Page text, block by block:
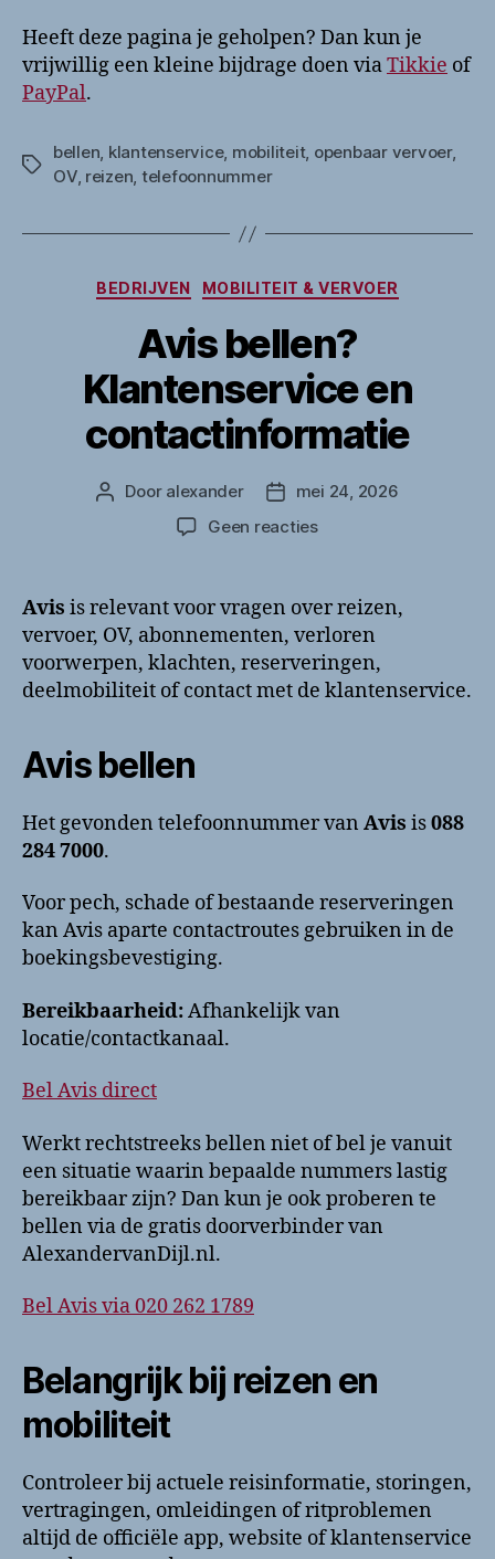
Heeft deze pagina je geholpen? Dan kun je
vrijwillig een kleine bijdrage doen viaTikkie of
PayPal.
Tags
bellen, klantenservice, mobiliteit, openbaar vervoer,
OV, reizen, telefoonnummer
Categorieën
BEDRIJVEN MOBILITEIT & VERVOER
Avis bellen?
Klantenservice en
contactinformatie
Berichtauteur
Door alexander Berichtdatum
mei 24, 2026
Geen reactiesop
Klantenservice
en
contactinformatie
Avis is relevant voor vragen over reizen,
vervoer, OV, abonnementen, verloren
voorwerpen, klachten, reserveringen,
deelmobiliteit of contact met de klantenservice.
Avis bellen
Het gevonden telefoonnummer van Avis is088
284 7000.
Voor pech, schade of bestaande reserveringen
kan Avis aparte contactroutes gebruiken in de
boekingsbevestiging.
Bereikbaarheid:Afhankelijk van
locatie/contactkanaal.
Bel Avis direct
Werkt rechtstreeks bellen niet of bel je vanuit
een situatie waarin bepaalde nummers lastig
bereikbaar zijn? Dan kun je ook proberen te
bellen via de gratis doorverbinder van
AlexandervanDijl.nl.
Bel Avis via 020 262 1789
Belangrijk bij reizen en
mobiliteit
Controleer bij actuele reisinformatie, storingen,
vertragingen, omleidingen of ritproblemen
altijd de officiële app, website of klantenservice